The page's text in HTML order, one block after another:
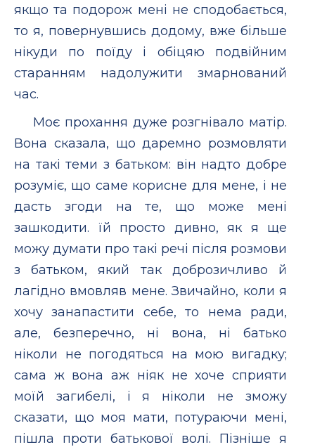
якщо та подорож мені не сподобається,
то я, повернувшись додому, вже більше
нікуди по поїду і обіцяю подвійним
старанням надолужити змарнований
час.
Моє прохання дуже розгнівало матір.
Вона сказала, що даремно розмовляти
на такі теми з батьком: він надто добре
розуміє, що саме корисне для мене, і не
дасть згоди на те, що може мені
зашкодити. їй просто дивно, як я ще
можу думати про такі речі після розмови
з батьком, який так доброзичливо й
лагідно вмовляв мене. Звичайно, коли я
хочу занапастити себе, то нема ради,
але, безперечно, ні вона, ні батько
ніколи не погодяться на мою вигадку;
сама ж вона аж ніяк не хоче сприяти
моїй загибелі, і я ніколи не зможу
сказати, що моя мати, потураючи мені,
пішла проти батькової волі. Пізніше я